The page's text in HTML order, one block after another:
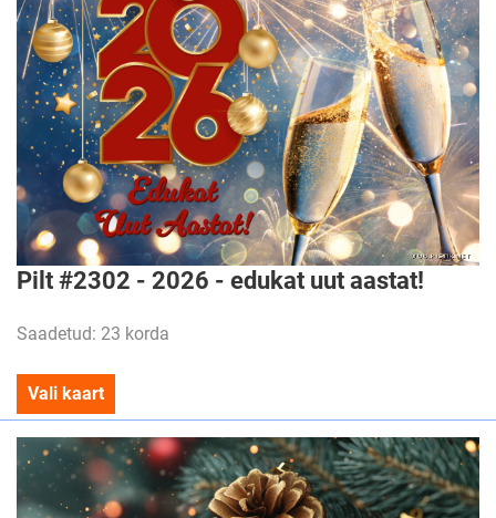
Pilt #2302 - 2026 - edukat uut aastat!
Saadetud: 23 korda
Vali kaart